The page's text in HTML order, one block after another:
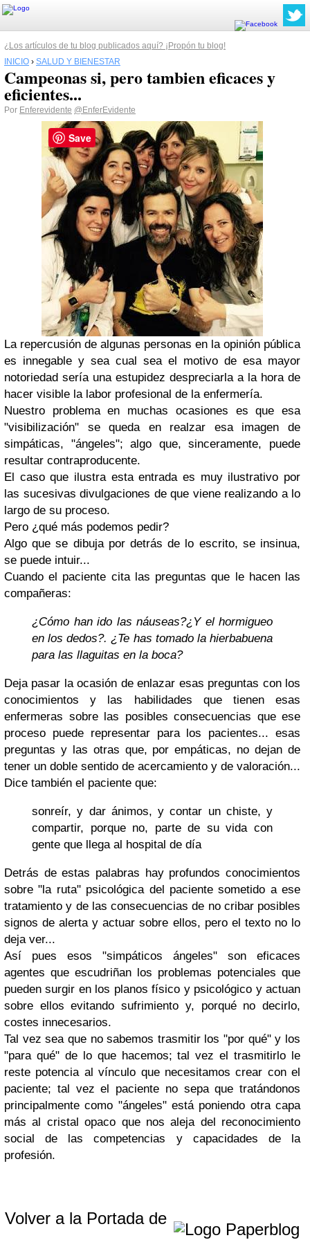
¿Los artículos de tu blog publicados aquí? ¡Propón tu blog!
INICIO › SALUD Y BIENESTAR
Campeonas si, pero tambien eficaces y
eficientes...
Por Enferevidente @EnferEvidente
La repercusión de algunas personas en la opinión pública
es innegable y sea cual sea el motivo de esa mayor
notoriedad sería una estupidez despreciarla a la hora de
hacer visible la labor profesional de la enfermería.
Nuestro problema en muchas ocasiones es que esa
"visibilización" se queda en realzar esa imagen de
simpáticas, "ángeles"; algo que, sinceramente, puede
resultar contraproducente.
El caso que ilustra esta entrada es muy ilustrativo por
las sucesivas divulgaciones de que viene realizando a lo
largo de su proceso.
Pero ¿qué más podemos pedir?
Algo que se dibuja por detrás de lo escrito, se insinua,
se puede intuir...
Cuando el paciente cita las preguntas que le hacen las
compañeras:
¿Cómo han ido las náuseas?¿Y el hormigueo
en los dedos?. ¿Te has tomado la hierbabuena
para las llaguitas en la boca?
Deja pasar la ocasión de enlazar esas preguntas con los
conocimientos y las habilidades que tienen esas
enfermeras sobre las posibles consecuencias que ese
proceso puede representar para los pacientes... esas
preguntas y las otras que, por empáticas, no dejan de
tener un doble sentido de acercamiento y de valoración...
Dice también el paciente que:
sonreír, y dar ánimos, y contar un chiste, y
compartir, porque no, parte de su vida con
gente que llega al hospital de día
Detrás de estas palabras hay profundos conocimientos
sobre "la ruta" psicológica del paciente sometido a ese
tratamiento y de las consecuencias de no cribar posibles
signos de alerta y actuar sobre ellos, pero el texto no lo
deja ver...
Así pues esos "simpáticos ángeles" son eficaces
agentes que escudriñan los problemas potenciales que
pueden surgir en los planos físico y psicológico y actuan
sobre ellos evitando sufrimiento y, porqué no decirlo,
costes innecesarios.
Tal vez sea que no sabemos trasmitir los "por qué" y los
"para qué" de lo que hacemos; tal vez el trasmitirlo le
reste potencia al vínculo que necesitamos crear con el
paciente; tal vez el paciente no sepa que tratándonos
principalmente como "ángeles" está poniendo otra capa
más al cristal opaco que nos aleja del reconocimiento
social de las competencias y capacidades de la
profesión.
Volver a la Portada de
Save